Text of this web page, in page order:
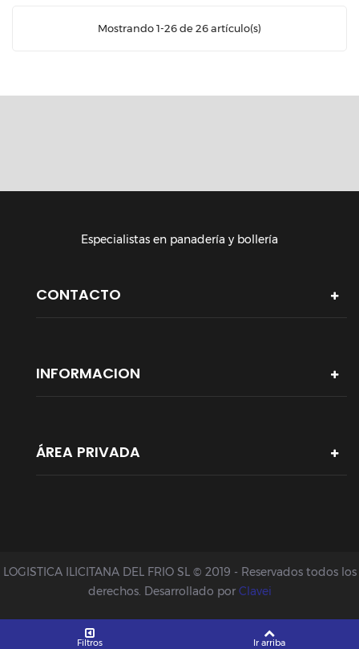
Mostrando 1-26 de 26 artículo(s)
Especialistas en panadería y bollería
CONTACTO
INFORMACION
ÁREA PRIVADA
LOGISTICA ILICITANA DEL FRIO SL © 2019 - Reservados todos los
derechos. Desarrollado por Clavei
Filtros Ir arriba